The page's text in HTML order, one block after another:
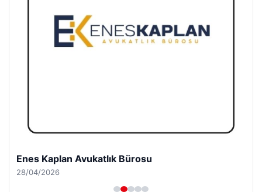
Enes Kaplan Avukatlık Bürosu
28/04/2026